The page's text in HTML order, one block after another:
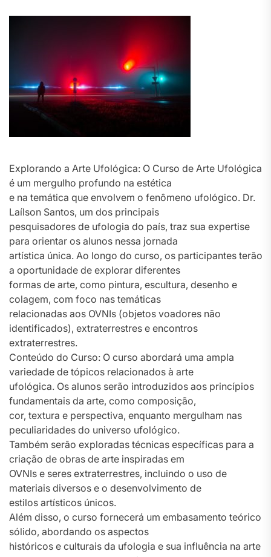
Explorando a Arte Ufológica: O Curso de Arte Ufológica
é um mergulho profundo na estética
e na temática que envolvem o fenômeno ufológico. Dr.
Laílson Santos, um dos principais
pesquisadores de ufologia do país, traz sua expertise
para orientar os alunos nessa jornada
artística única. Ao longo do curso, os participantes terão
a oportunidade de explorar diferentes
formas de arte, como pintura, escultura, desenho e
colagem, com foco nas temáticas
relacionadas aos OVNIs (objetos voadores não
identificados), extraterrestres e encontros
extraterrestres.
Conteúdo do Curso: O curso abordará uma ampla
variedade de tópicos relacionados à arte
ufológica. Os alunos serão introduzidos aos princípios
fundamentais da arte, como composição,
cor, textura e perspectiva, enquanto mergulham nas
peculiaridades do universo ufológico.
Também serão exploradas técnicas específicas para a
criação de obras de arte inspiradas em
OVNIs e seres extraterrestres, incluindo o uso de
materiais diversos e o desenvolvimento de
estilos artísticos únicos.
Além disso, o curso fornecerá um embasamento teórico
sólido, abordando os aspectos
históricos e culturais da ufologia e sua influência na arte